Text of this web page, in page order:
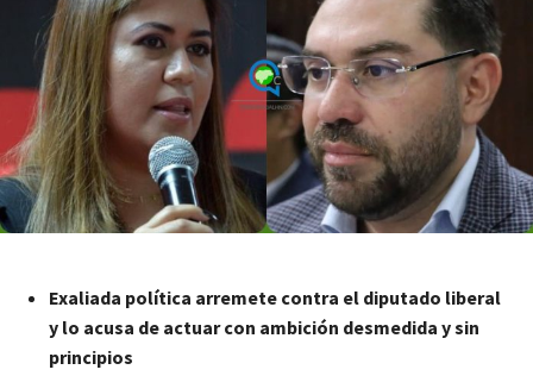
Exaliada política arremete contra el diputado liberal
y lo acusa de actuar con ambición desmedida y sin
principios